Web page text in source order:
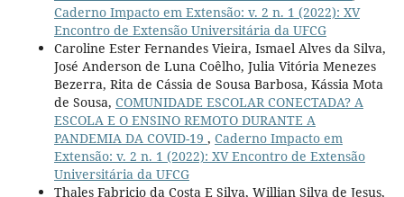
Caderno Impacto em Extensão: v. 2 n. 1 (2022): XV
Encontro de Extensão Universitária da UFCG
Caroline Ester Fernandes Vieira, Ismael Alves da Silva,
José Anderson de Luna Coêlho, Julia Vitória Menezes
Bezerra, Rita de Cássia de Sousa Barbosa, Kássia Mota
de Sousa, COMUNIDADE ESCOLAR CONECTADA? A
ESCOLA E O ENSINO REMOTO DURANTE A
PANDEMIA DA COVID-19 , Caderno Impacto em
Extensão: v. 2 n. 1 (2022): XV Encontro de Extensão
Universitária da UFCG
Thales Fabricio da Costa E Silva, Willian Silva de Jesus,